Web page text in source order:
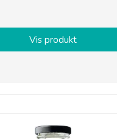
Vis produkt